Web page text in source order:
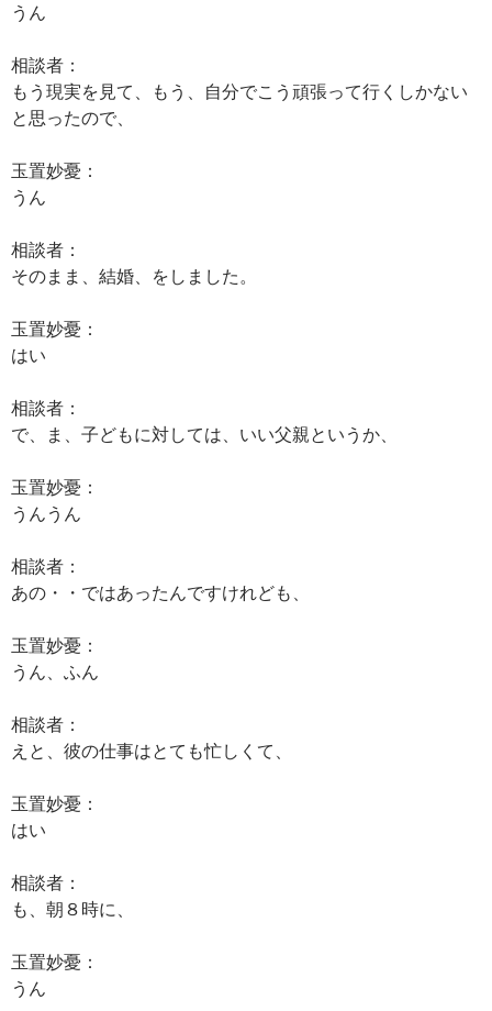
うん
相談者：
もう現実を見て、もう、自分でこう頑張って行くしかない
と思ったので、
玉置妙憂：
うん
相談者：
そのまま、結婚、をしました。
玉置妙憂：
はい
相談者：
で、ま、子どもに対しては、いい父親というか、
玉置妙憂：
うんうん
相談者：
あの・・ではあったんですけれども、
玉置妙憂：
うん、ふん
相談者：
えと、彼の仕事はとても忙しくて、
玉置妙憂：
はい
相談者：
も、朝８時に、
玉置妙憂：
うん